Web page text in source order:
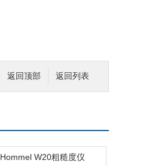
返回列表
返回顶部
Hommel W20粗糙度仪